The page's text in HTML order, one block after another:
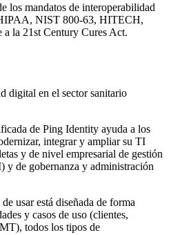
los mandatos de interoperabilidad
NIST 800-63, HITECH,
la 21st Century Cures Act.
digital en el sector sanitario
de Ping Identity ayuda a los
integrar y ampliar su TI
y de nivel empresarial de gestión
y de gobernanza y administración
usar está diseñada de forma
y casos de uso (clientes,
todos los tipos de